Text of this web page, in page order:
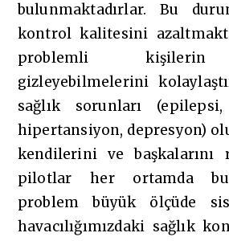
bulunmaktadırlar. Bu
kontrol kalitesini
problemli kişilerin
gizleyebilmelerini
sağlık sorunları
hipertansiyon, depresyon)
kendilerini ve başkalarını
pilotlar her ortamda
problem büyük ölçüde
havacılığımızdaki sağlık